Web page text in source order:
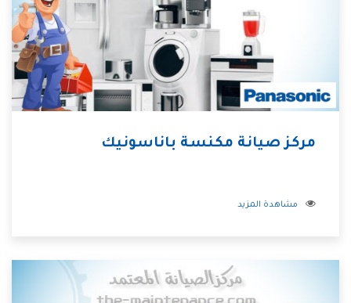
مركز صيانة مكنسة باناسونيك
مشاهدة المزيد